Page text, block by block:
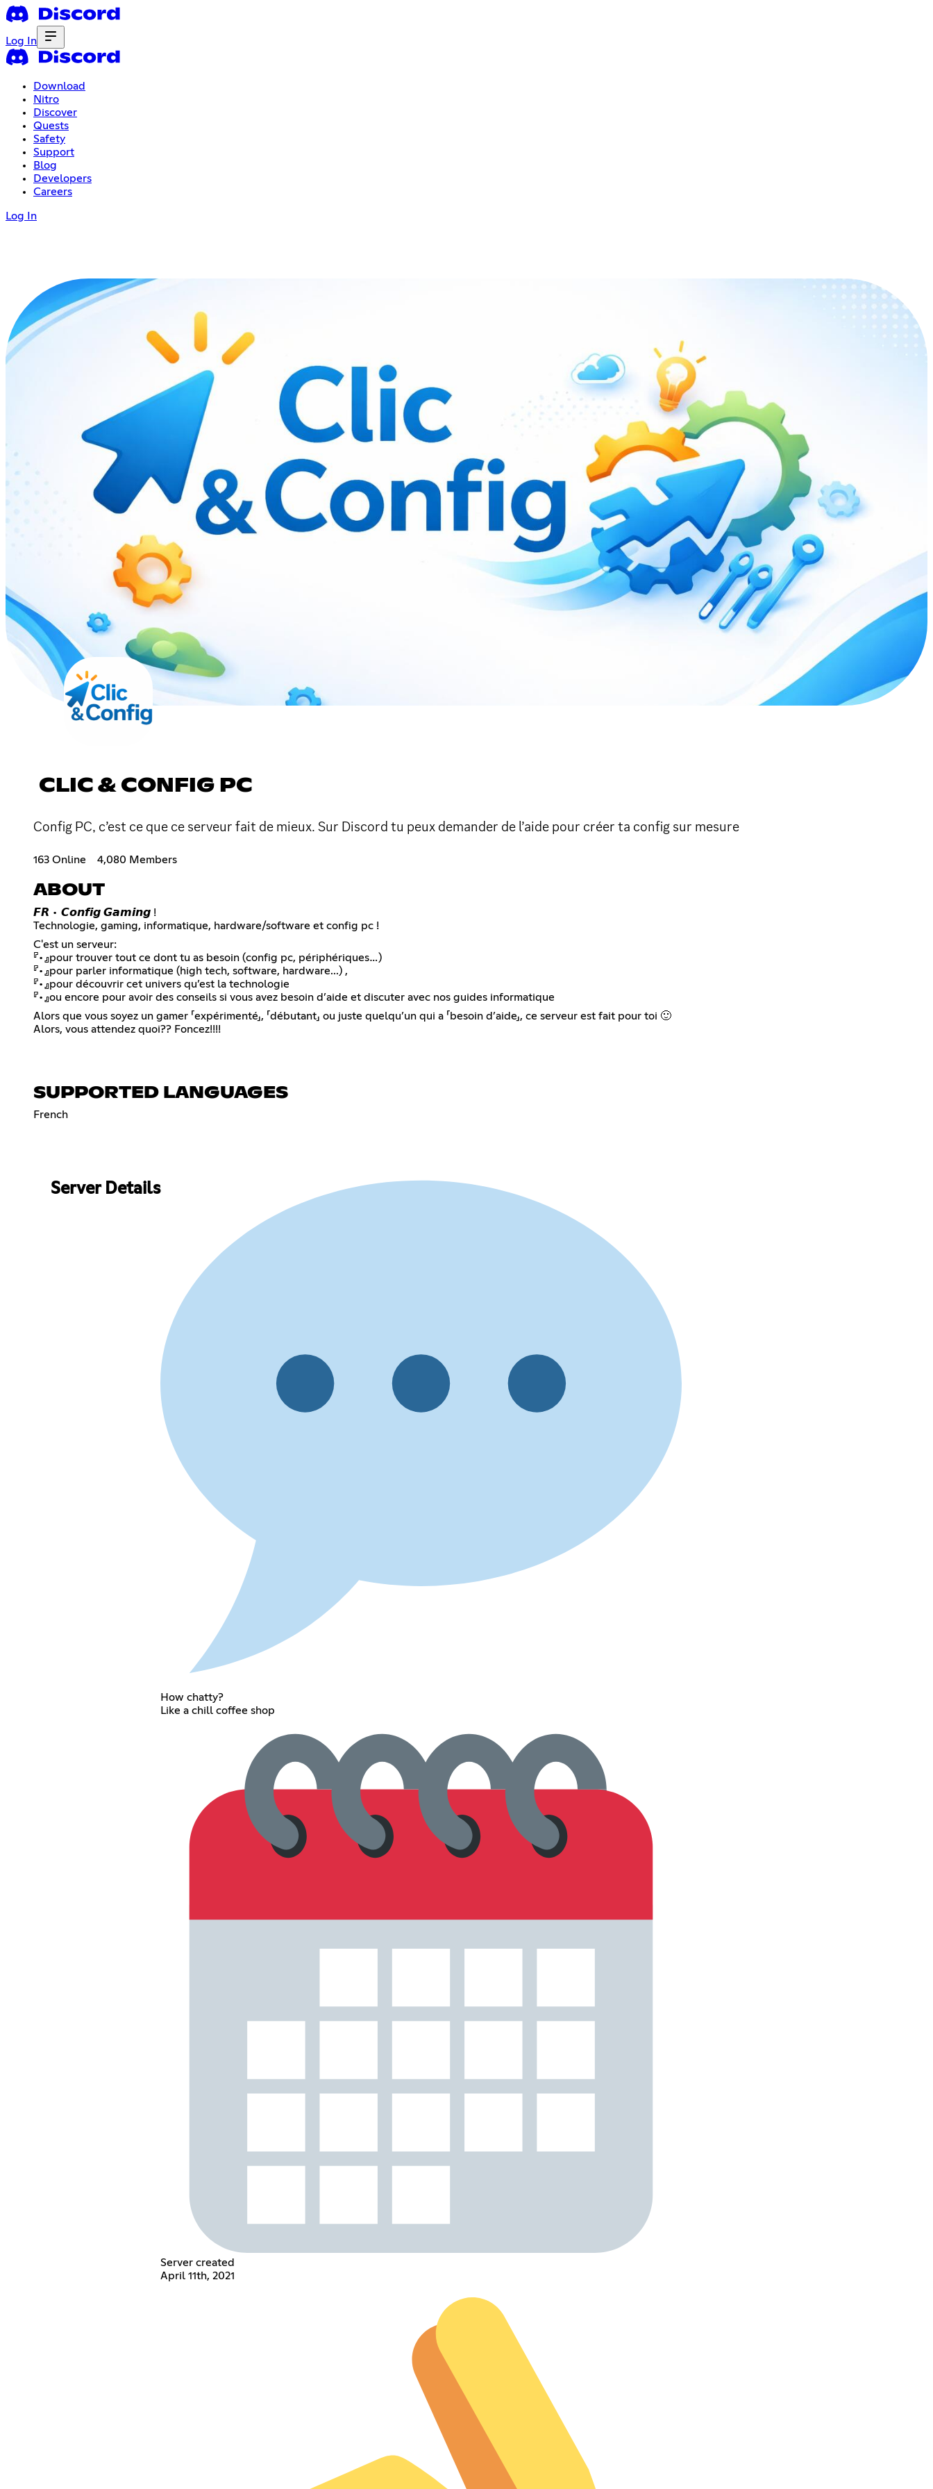
Log In
Download
Nitro
Discover
Quests
Safety
Support
Blog
Developers
Careers
Log In
CLIC & CONFIG PC
Config PC, c’est ce que ce serveur fait de mieux. Sur Discord tu peux demander de l’aide pour créer ta config sur mesure
163 Online 4,080 Members
ABOUT
𝙁𝙍 • 𝘾𝙤𝙣𝙛𝙞𝙜 𝙂𝙖𝙢𝙞𝙣𝙜 !
Technologie, gaming, informatique, hardware/software et config pc !
C'est un serveur:
『•』pour trouver tout ce dont tu as besoin (config pc, périphériques…)
『•』pour parler informatique (high tech, software, hardware...) ,
『•』pour découvrir cet univers qu’est la technologie
『•』ou encore pour avoir des conseils si vous avez besoin d’aide et discuter avec nos guides informatique
Alors que vous soyez un gamer 「expérimenté」, 「débutant」 ou juste quelqu’un qui a 「besoin d’aide」, ce serveur est fait pour toi 🙂
Alors, vous attendez quoi?? Foncez!!!!
SUPPORTED LANGUAGES
French
Server Details
How chatty?
Like a chill coffee shop
Server created
April 11th, 2021